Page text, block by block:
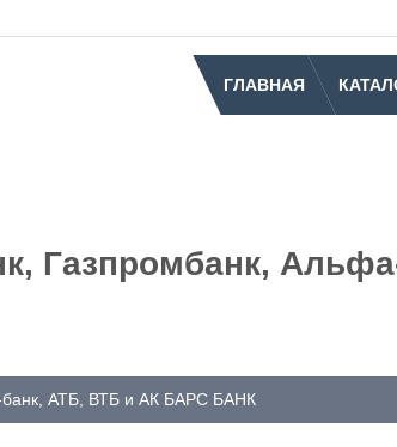
ГЛАВНАЯ
Газпромбанк,
банк, АТБ, ВТБ и АК БАРС БАНК